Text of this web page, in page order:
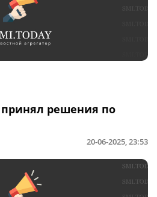
решения по
20-06-2025, 23:53